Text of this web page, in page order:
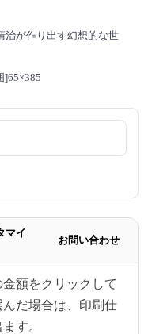
治が作り出す幻想的な世
]65×385
マイ
お問い合わせ
額をクリックして
だ場合は、印刷仕
す。